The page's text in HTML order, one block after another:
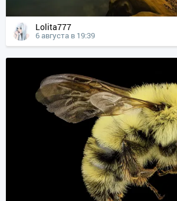
Lolita777
6 августа в 19:39